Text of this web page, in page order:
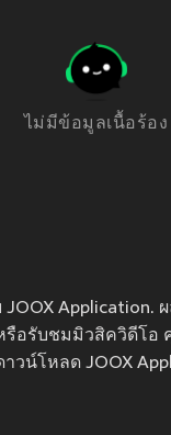
ไม่มีข้อมูลเนื้อร้อง
Application.
รือรับชมมิวสิควิดีโอ
น์โหลด JOOX